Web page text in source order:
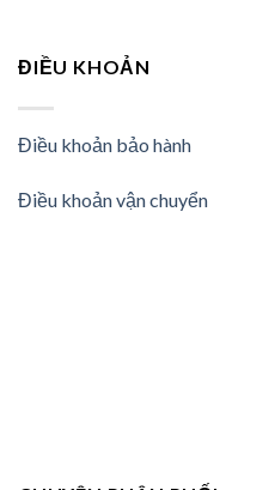
ĐIỀU KHOẢN
Điều khoản bảo hành
Điều khoản vận chuyển